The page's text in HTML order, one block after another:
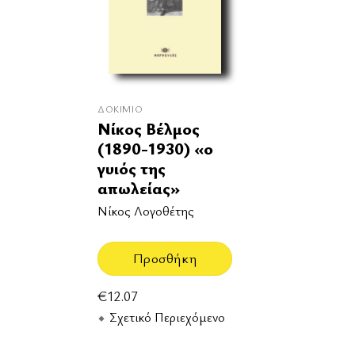
ΔΟΚΊΜΙΟ
Νίκος Βέλμος
(1890-1930) «ο
γυιός της
απωλείας»
Νίκος Λογοθέτης
Προσθήκη
€12.07
Σχετικό Περιεχόμενο